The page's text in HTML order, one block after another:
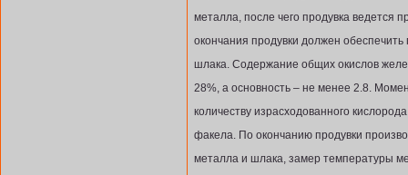
металла, после чего продувка ведется
окончания продувки должен
шлака. Содержание общих окислов
28%, а основность – не менее 2.8.
количеству израсходованного
факела. По окончанию продувки
металла и шлака, замер температуры